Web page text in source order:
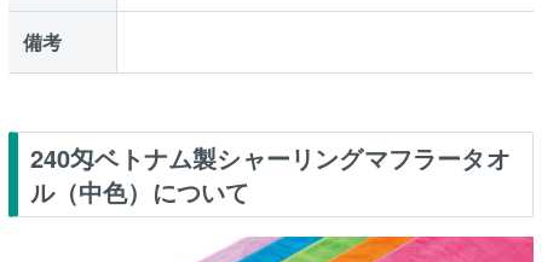
備考
240匁ベトナム製シャーリングマフラータオ
ル（中色）について